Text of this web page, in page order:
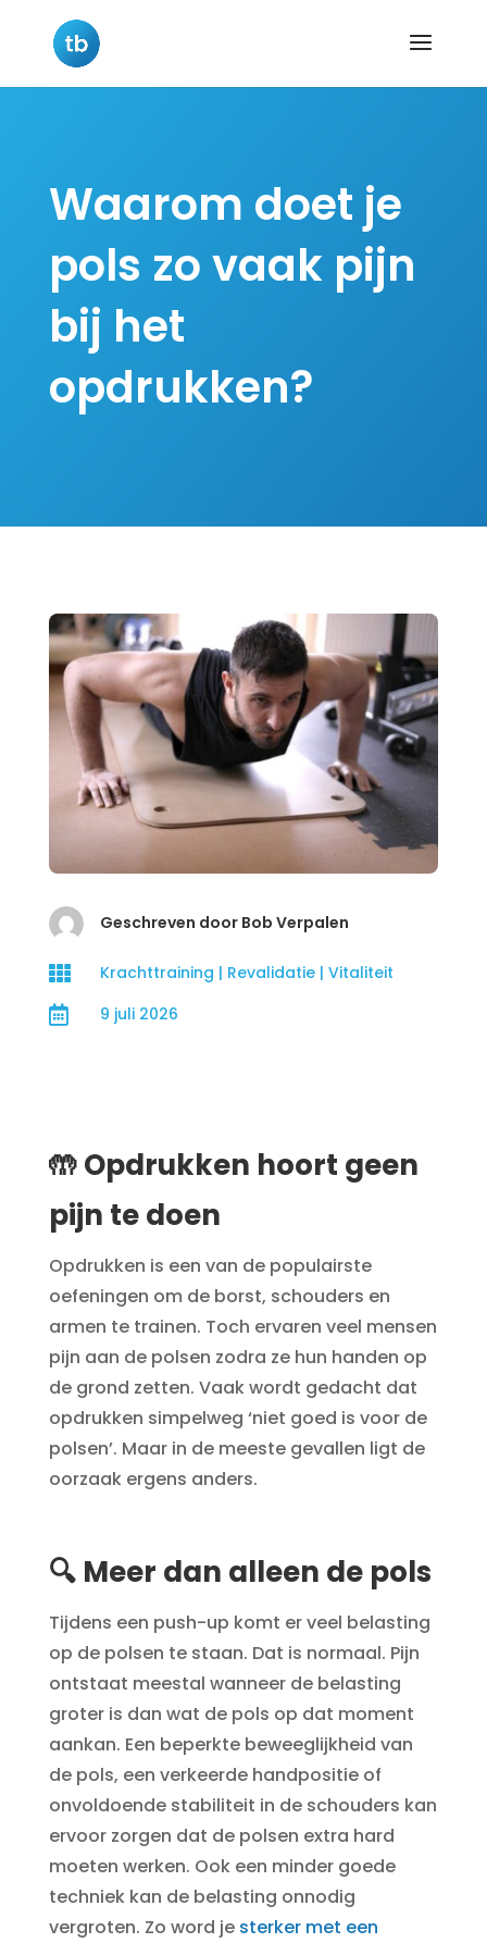
Waarom doet je
pols zo vaak pijn
bij het
opdrukken?
Geschreven door Bob Verpalen
 Krachttraining | Revalidatie| Vitaliteit
 9 juli 2026
🤲 Opdrukken hoort geen
pijn te doen
Opdrukken is een van de populairste
oefeningen om de borst, schouders en
armen te trainen. Toch ervaren veel mensen
pijn aan de polsen zodra ze hun handen op
de grond zetten. Vaak wordt gedacht dat
opdrukken simpelweg ‘niet goed is voor de
polsen’. Maar in de meeste gevallen ligt de
oorzaak ergens anders.
🔍 Meer dan alleen de pols
Tijdens een push-up komt er veel belasting
op de polsen te staan. Dat is normaal. Pijn
ontstaat meestal wanneer de belasting
groter is dan wat de pols op dat moment
aankan. Een beperkte beweeglijkheid van
de pols, een verkeerde handpositie of
onvoldoende stabiliteit in de schouders kan
ervoor zorgen dat de polsen extra hard
moeten werken. Ook een minder goede
techniek kan de belasting onnodig
vergroten. Zo word je sterker met een